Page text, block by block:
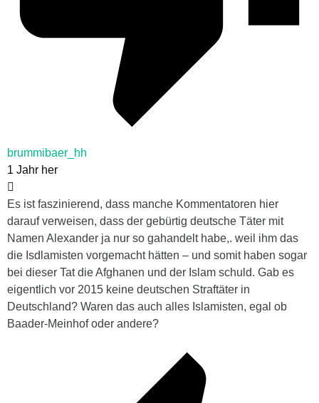
brummibaer_hh
1 Jahr her
Es ist faszinierend, dass manche Kommentatoren hier
darauf verweisen, dass der gebürtig deutsche Täter mit
Namen Alexander ja nur so gahandelt habe,. weil ihm das
die Isdlamisten vorgemacht hätten – und somit haben sogar
bei dieser Tat die Afghanen und der Islam schuld. Gab es
eigentlich vor 2015 keine deutschen Straftäter in
Deutschland? Waren das auch alles Islamisten, egal ob
Baader-Meinhof oder andere?